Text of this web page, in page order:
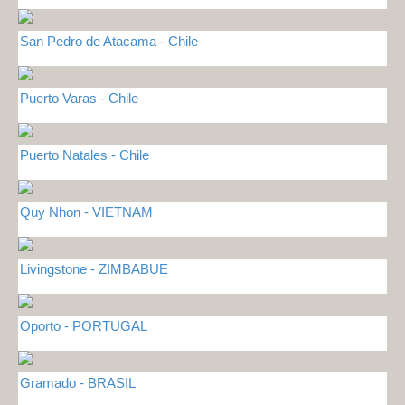
San Pedro de Atacama - Chile
Puerto Varas - Chile
Puerto Natales - Chile
Quy Nhon - VIETNAM
Livingstone - ZIMBABUE
Oporto - PORTUGAL
Gramado - BRASIL